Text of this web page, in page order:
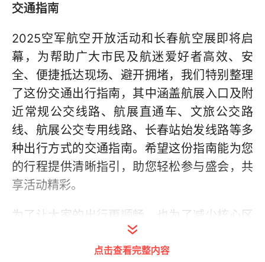
交通指南
2025空军航空开放活动和长春航空展即将启
幕，为帮助广大市民及航迷爱好者高效、安
全、便捷抵达现场、避开拥堵，我们特别整理
了这份交通出行指南，其中涵盖航展入口及附
近常规公交线路、航展直通车、文旅公交路
线、航展公交专用线路、长春站始发线路等多
种出行方式的交通指南。希望这份指南能为您
的行程提供清晰指引，助您轻松参与盛会，共
享活动精彩。
为了让大家的出行更顺畅，也为了减少核心区
域交通压力，我们特别倡议：优先选择公共交
通前往，省心又环保；若自驾前往，建议提前
点击查看完整内容